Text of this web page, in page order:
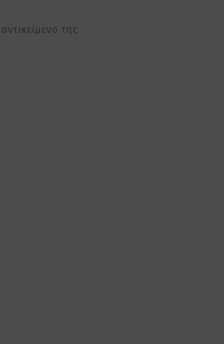
της